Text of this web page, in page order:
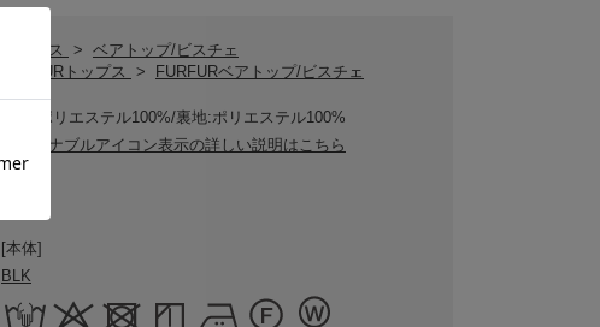
トップス > ベアトップ/ビスチェ
FURFURトップス
> FURFURベアトップ/ビスチェ
表地:ポリエステル100%/裏地:ポリエステル100%
サステナブルアイコン表示の詳しい説明はこちら
[本体]
BLK